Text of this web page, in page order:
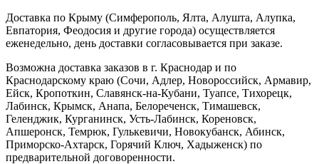
Доставка по Крыму (Симферополь, Ялта, Алушта, Алупка,
Евпатория, Феодосия и другие города) осуществляется
еженедельно, день доставки согласовывается при заказе.
Возможна доставка заказов в г. Краснодар и по
Краснодарскому краю (Сочи, Адлер, Новороссийск, Армавир,
Ейск, Кропоткин, Славянск-на-Кубани, Туапсе, Тихорецк,
Лабинск, Крымск, Анапа, Белореченск, Тимашевск,
Геленджик, Курганинск, Усть-Лабинск, Кореновск,
Апшеронск, Темрюк, Гулькевичи, Новокубанск, Абинск,
Приморско-Ахтарск, Горячий Ключ, Хадыженск) по
предварительной договоренности.